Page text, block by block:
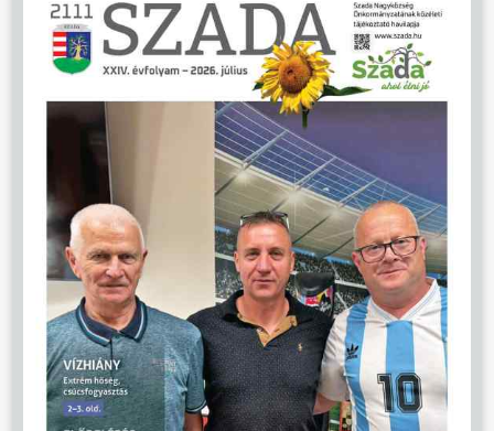
ÖNKORMÁNYZAT
ÜGYINTÉZÉS
KÖZÖSSÉG